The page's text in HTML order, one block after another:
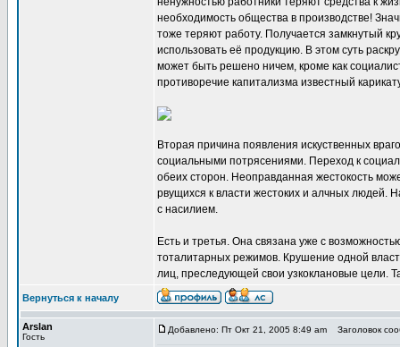
необходимость общества в производстве!
тоже теряют работу. Получается замкнутый
использовать её продукцию. В этом суть
может быть решено ничем, кроме как
противоречие капитализма известный
Вторая причина появления искуственных
социальными потрясениями. Переход к
обеих сторон. Неоправданная жестокость
рвущихся к власти жестоких и алчных людей.
с насилием.
Есть и третья. Она связана уже с
тоталитарных режимов. Крушение одной
лиц, преследующей свои узкоклановые цели.
Вернуться к началу
Arslan
Гость
Добавлено: Пт Окт 21, 2005 8:49 am Заголовок